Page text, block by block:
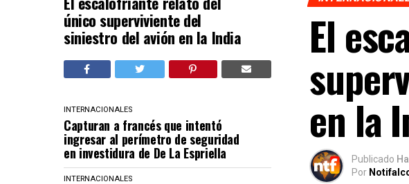
único superviviente del
siniestro del avión en la India
INTERNACIONALES
Capturan a francés que intentó
ingresar al perímetro de seguridad
en investidura de De La Espriella
INTERNACIONALES
El
en la
Publicado
Por